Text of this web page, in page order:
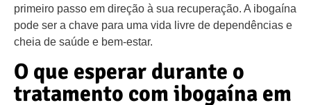
primeiro passo em direção à sua recuperação. A ibogaína
pode ser a chave para uma vida livre de dependências e
cheia de saúde e bem-estar.
O que esperar durante o
tratamento com ibogaína em